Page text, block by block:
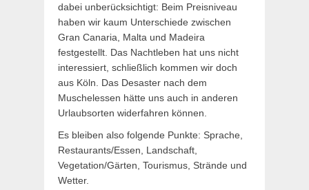
dabei unberücksichtigt: Beim Preisniveau
haben wir kaum Unterschiede zwischen
Gran Canaria, Malta und Madeira
festgestellt. Das Nachtleben hat uns nicht
interessiert, schließlich kommen wir doch
aus Köln. Das Desaster nach dem
Muschelessen hätte uns auch in anderen
Urlaubsorten widerfahren können.
Es bleiben also folgende Punkte: Sprache,
Restaurants/Essen, Landschaft,
Vegetation/Gärten, Tourismus, Strände und
Wetter.